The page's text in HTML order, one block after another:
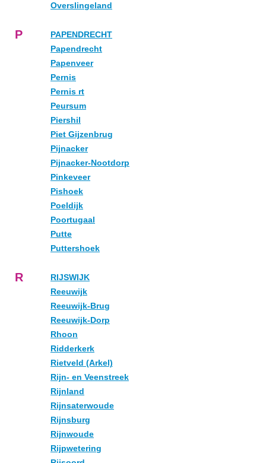
Overslingeland
P
PAPENDRECHT
Papendrecht
Papenveer
Pernis
Pernis rt
Peursum
Piershil
Piet Gijzenbrug
Pijnacker
Pijnacker-Nootdorp
Pinkeveer
Pishoek
Poeldijk
Poortugaal
Putte
Puttershoek
R
RIJSWIJK
Reeuwijk
Reeuwijk-Brug
Reeuwijk-Dorp
Rhoon
Ridderkerk
Rietveld (Arkel)
Rijn- en Veenstreek
Rijnland
Rijnsaterwoude
Rijnsburg
Rijnwoude
Rijpwetering